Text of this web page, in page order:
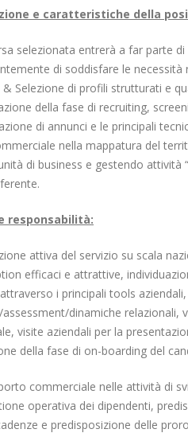
e caratteristiche della
selezionata entrerà a far parte
di soddisfare le necessità
& Selezione di profili strutturati e
della fase di recruiting,
di annunci e le principali
nella mappatura del
di business e gestendo attività
responsabilità:
attiva del servizio su scala
efficaci e attrattive,
i principali tools
assessment/dinamiche relazionali,
visite aziendali per la
della fase di on-boarding del
commerciale nelle attività di
operativa dei dipendenti,
e predisposizione delle